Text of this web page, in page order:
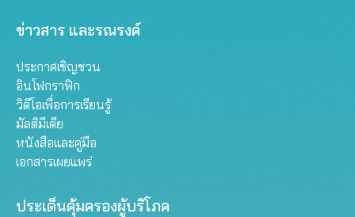
ข่าวสาร และรณรงค์
ประกาศเชิญชวน
อินโฟกราฟิก
วิดีโอเพื่อการเรียนรู้
มัลติมีเดีย
หนังสือและคู่มือ
เอกสารเผยแพร่
ประเด็นคุ้มครองผู้บริโภค